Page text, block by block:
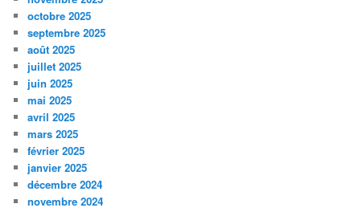
octobre 2025
septembre 2025
août 2025
juillet 2025
juin 2025
mai 2025
avril 2025
mars 2025
février 2025
janvier 2025
décembre 2024
novembre 2024